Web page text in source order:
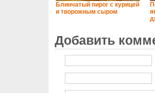
Блинчатый пирог с курицей
и творожным сыром
Добавить